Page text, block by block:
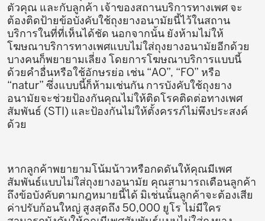
ตัวคุณ และกับลูกค้า เจ้าของสถานบริการทางเพศ จะ
ต้องติดป้ายข้อบังคับใช้ถุงยางอนามัยนี้ไว้ในสถาน
บริการในที่ที่เห็นได้ชัด นอกจากนั้น ยังห้ามไม่ให้
โฆษณาบริการทางเพศแบบไม่ใส่ถุงยางอนามัยอีกด้วย
บางคนก็พยายามเลี่ยง โดยการโฆษณาบริการแบบนี้
ด้วยคำอื่นหรือใช้อักษรย่อ เช่น “AO”, “FO” หรือ
“natur” ซึ่งแบบนี้ก็ห้ามเช่นกัน การบังคับใช้ถุงยาง
อนามัยจะช่วยป้องกันคุณไม่ให้ติดโรคติดต่อทางเพศ
สัมพันธ์ (STI) และป้องกันไม่ให้ตั้งครรภ์ไม่พึงประสงค์
ด้วย
หากลูกค้าพยายามโน้มน้าวหรือกดดันให้คุณมีเพศ
สัมพันธ์แบบไม่ใส่ถุงยางอนามัย คุณสามารถเตือนลูกค้า
ถึงข้อบังคับตามกฎหมายนี้ได้ มิเช่นนั้นลูกค้าจะต้องเสีย
ค่าปรับก้อนใหญ่ สูงสุดถึง 50,000 ยูโร ไม่มีใคร